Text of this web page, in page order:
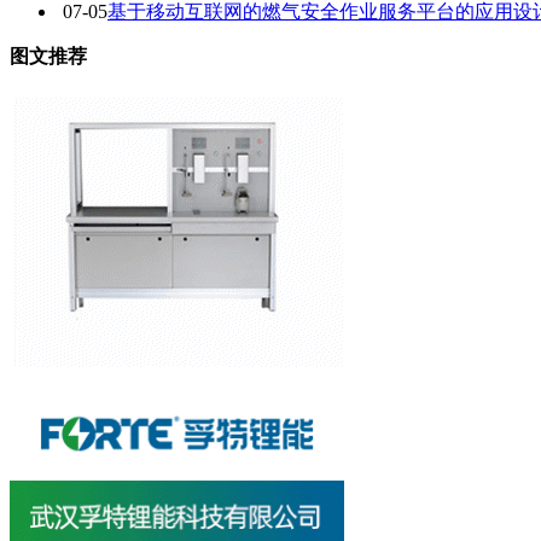
07-05基于移动互联网的燃气安全作业服务平台的应用设
图文推荐